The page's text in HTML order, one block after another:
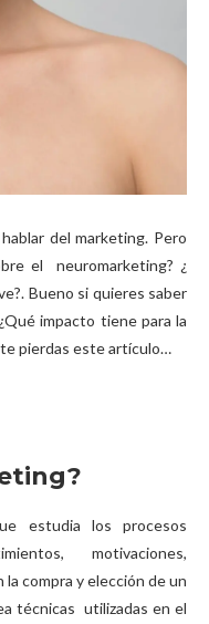
del marketing. Pero
el neuromarketing? ¿
Bueno si quieres saber
impacto tiene para la
pierdas este artículo…
estudia los procesos
motivaciones,
compra y elección de un
técnicas utilizadas en el